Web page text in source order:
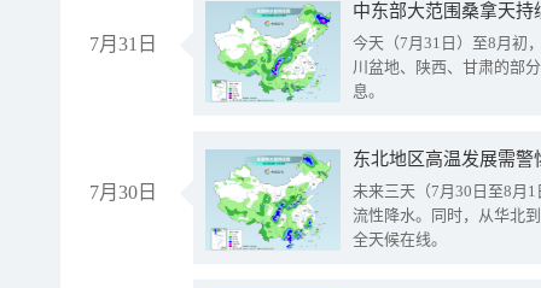
7月31日
中东部大范围桑拿天
今天（7月31日）至8月初
川盆地、陕西、甘肃的部
息。
7月30日
东北地区高温发展需
未来三天（7月30日至8月
流性降水。同时，从华北
全天候在线。